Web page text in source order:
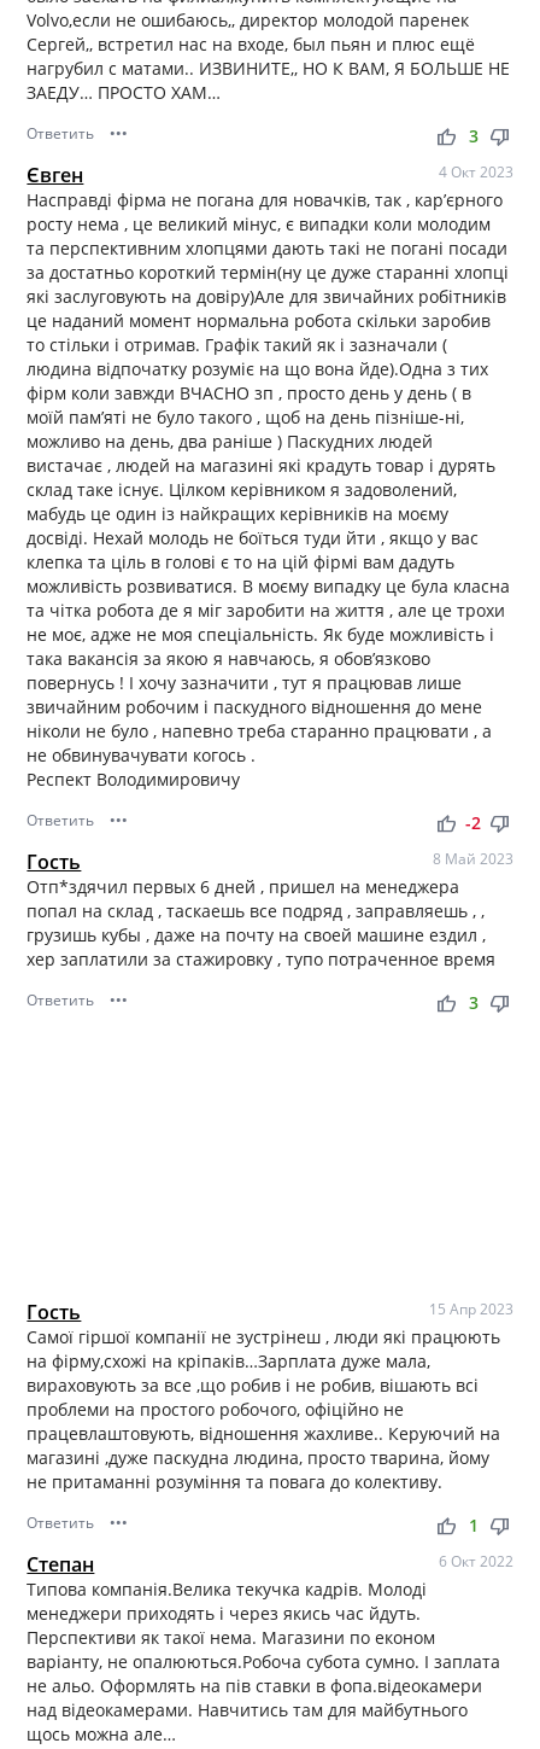
Volvo,если не ошибаюсь,, директор молодой паренек
Сергей,, встретил нас на входе, был пьян и плюс ещё
нагрубил с матами.. ИЗВИНИТЕ,, НО К ВАМ, Я БОЛЬШЕ НЕ
ЗАЕДУ… ПРОСТО ХАМ…
Ответить ••• thumb_up thumb_down
3
Євген 4 Окт 2023
Насправді фірма не погана для новачків, так , карʼєрного
росту нема , це великий мінус, є випадки коли молодим
та перспективним хлопцями дають такі не погані посади
за достатньо короткий термін(ну це дуже старанні хлопці
які заслуговують на довіру)Але для звичайних робітників
це наданий момент нормальна робота скільки заробив
то стільки і отримав. Графік такий як і зазначали (
людина відпочатку розуміє на що вона йде).Одна з тих
фірм коли завжди ВЧАСНО зп , просто день у день ( в
моїй памʼяті не було такого , щоб на день пізніше-ні,
можливо на день, два раніше ) Паскудних людей
вистачає , людей на магазині які крадуть товар і дурять
склад таке існує. Цілком керівником я задоволений,
мабудь це один із найкращих керівників на моєму
досвіді. Нехай молодь не боїться туди йти , якщо у вас
клепка та ціль в голові є то на цій фірмі вам дадуть
можливість розвиватися. В моєму випадку це була класна
та чітка робота де я міг заробити на життя , але це трохи
не моє, адже не моя спеціальність. Як буде можливість і
така вакансія за якою я навчаюсь, я обов’язково
повернусь ! І хочу зазначити , тут я працював лише
звичайним робочим і паскудного відношення до мене
ніколи не було , напевно треба старанно працювати , а
не обвинувачувати когось .
Респект Володимировичу
Ответить ••• thumb_up thumb_down
-2
Гость 8 Май 2023
Отп*здячил первых 6 дней , пришел на менеджера
попал на склад , таскаешь все подряд , заправляешь , ,
грузишь кубы , даже на почту на своей машине ездил ,
хер заплатили за стажировку , тупо потраченное время
Ответить ••• thumb_up thumb_down
3
Гость 15 Апр 2023
Самої гіршої компанії не зустрінеш , люди які працюють
на фірму,схожі на кріпаків…Зарплата дуже мала,
вираховують за все ,що робив і не робив, вішають всі
проблеми на простого робочого, офіційно не
працевлаштовують, відношення жахливе.. Керуючий на
магазині ,дуже паскудна людина, просто тварина, йому
не притаманні розуміння та повага до колективу.
Ответить ••• thumb_up thumb_down
1
Степан 6 Окт 2022
Типова компанія.Велика текучка кадрів. Молоді
менеджери приходять і через якись час йдуть.
Перспективи як такої нема. Магазини по економ
варіанту, не опалюються.Робоча субота сумно. І заплата
не альо. Оформлять на пів ставки в фопа.відеокамери
над відеокамерами. Навчитись там для майбутнього
щось можна але…